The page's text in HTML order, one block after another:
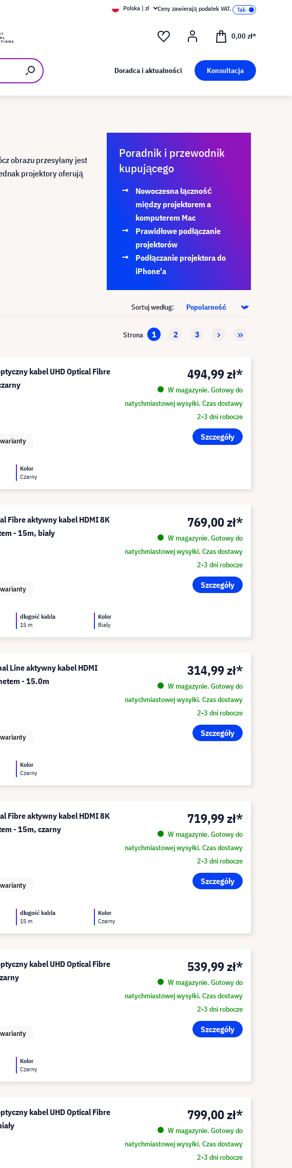
Polska | zł Ceny zawierają podatek VAT.
0,00 zł*
Doradca i aktualności Konsultacja
obrazu przesyłany jest
projektory oferują
Poradnik i przewodnik
kupującego
Nowoczesna łączność
między projektorem a
komputerem Mac
Prawidłowe podłączanie
projektorów
Podłączanie projektora do
iPhone'a
Sortuj według:
Strona 1 2 3
kabel UHD Optical Fibre
494,99 zł*
W magazynie. Gotowy do
natychmiastowej wysyłki. Czas dostawy
2-3 dni robocze
Szczegóły
Kolor
Czarny
Fibre aktywny kabel HDMI 8K
- 15m, biały
769,00 zł*
W magazynie. Gotowy do
natychmiastowej wysyłki. Czas dostawy
2-3 dni robocze
Szczegóły
długość kabla
15 m
Kolor
Biały
Line aktywny kabel HDMI
- 15.0m
314,99 zł*
W magazynie. Gotowy do
natychmiastowej wysyłki. Czas dostawy
2-3 dni robocze
Szczegóły
Kolor
Czarny
Fibre aktywny kabel HDMI 8K
- 15m, czarny
719,99 zł*
W magazynie. Gotowy do
natychmiastowej wysyłki. Czas dostawy
2-3 dni robocze
Szczegóły
długość kabla
15 m
Kolor
Czarny
kabel UHD Optical Fibre
539,99 zł*
W magazynie. Gotowy do
natychmiastowej wysyłki. Czas dostawy
2-3 dni robocze
Szczegóły
Kolor
Czarny
kabel UHD Optical Fibre
799,00 zł*
W magazynie. Gotowy do
natychmiastowej wysyłki. Czas dostawy
2-3 dni robocze